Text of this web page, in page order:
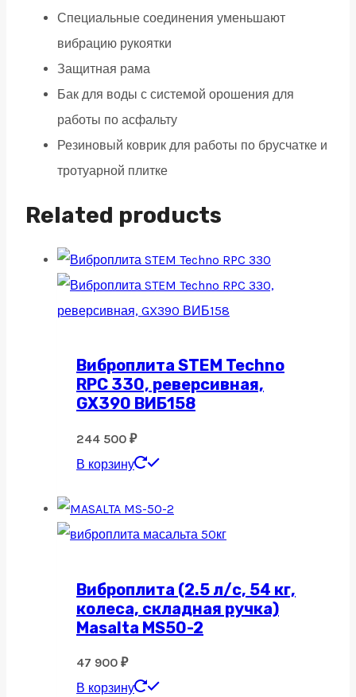
Специальные соединения уменьшают
вибрацию рукоятки
Защитная рама
Бак для воды с системой орошения для
работы по асфальту
Резиновый коврик для работы по брусчатке и
тротуарной плитке
Related products
Виброплита STEM Techno
RPC 330, реверсивная,
GX390 ВИБ158
244 500 ₽
В корзину
Виброплита (2.5 л/с, 54 кг,
колеса, складная ручка)
Masalta MS50-2
47 900 ₽
В корзину